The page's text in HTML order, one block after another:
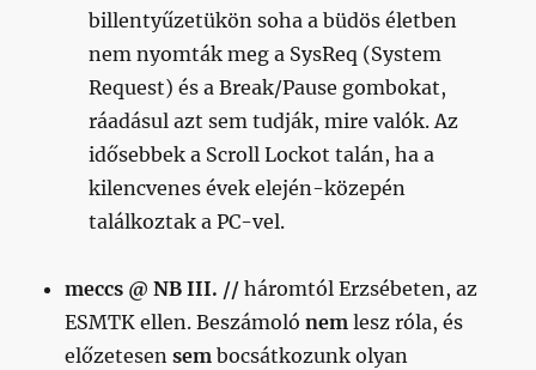
billentyűzetükön soha a büdös életben
nem nyomták meg a SysReq (System
Request) és a Break/Pause gombokat,
ráadásul azt sem tudják, mire valók. Az
idősebbek a Scroll Lockot talán, ha a
kilencvenes évek elején-közepén
találkoztak a PC-vel.
meccs @ NB III. //háromtól Erzsébeten, az
ESMTK ellen. Beszámolónem lesz róla, és
előzetesensem bocsátkozunk olyan